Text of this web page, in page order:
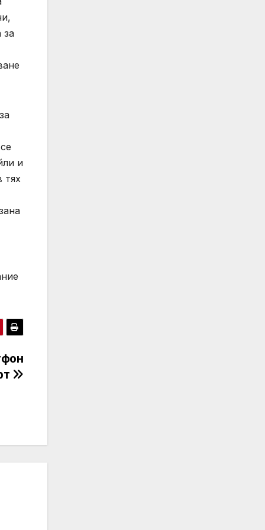
за
и
тях